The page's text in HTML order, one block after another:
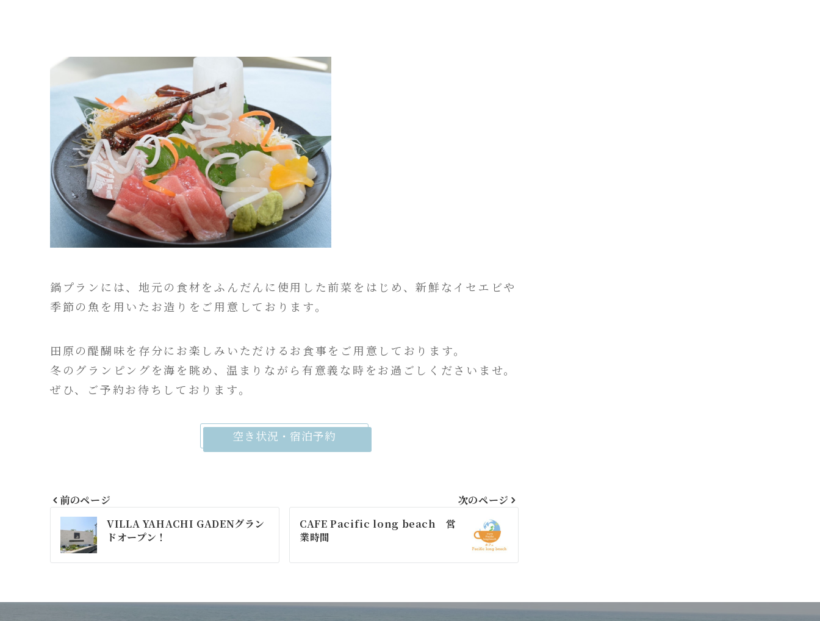
鍋プランには、地元の食材をふんだんに使用した前菜をはじめ、新鮮なイセエビや
季節の魚を用いたお造りをご用意しております。
田原の醍醐味を存分にお楽しみいただけるお食事をご用意しております。
冬のグランピングを海を眺め、温まりながら有意義な時をお過ごしくださいませ。
ぜひ、ご予約お待ちしております。
空き状況・宿泊予約
投
稿
ビ
前のページ
VILLA YAHACHI GADENグラン
ドオープン！
次のページ
CAFE Pacific long beach 営
業時間